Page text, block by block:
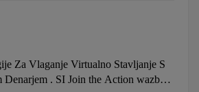
Za Vlaganje Virtualno Stavljanje S
Denarjem . SI Join the Action wazbee-